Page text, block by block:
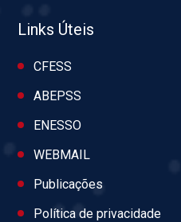
Links Úteis
CFESS
ABEPSS
ENESSO
WEBMAIL
Publicações
Política de privacidade